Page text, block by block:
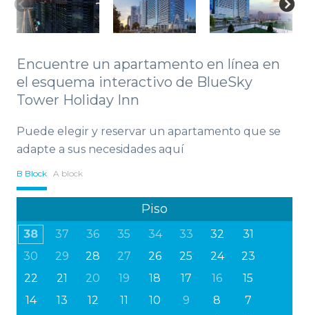
Encuentre un apartamento en línea en
el esquema interactivo de BlueSky
Tower Holiday Inn
Puede elegir y reservar un apartamento que se
adapte a sus necesidades aquí
B Block A block
Piso
38 37 36 35 34 33 32
31
30
29 28 27 26 25 24
23
22
21 20 19 18 17 16
15
14
13 12 11 10 9 8
7